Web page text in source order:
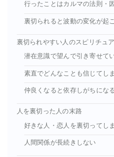
行ったことはカルマの法則・
裏切られると波動の変化が起
裏切られやすい人のスピリチュ
潜在意識で望んで引き寄せて
素直でどんなことも信じてし
仲良くなると依存しがちにな
人を裏切った人の末路
好きな人・恋人を裏切ってし
人間関係が長続きしない